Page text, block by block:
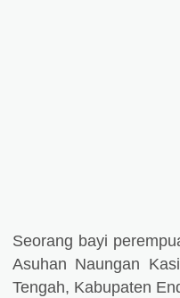
Seorang bayi
Asuhan Naungan
Tengah, Kabupaten